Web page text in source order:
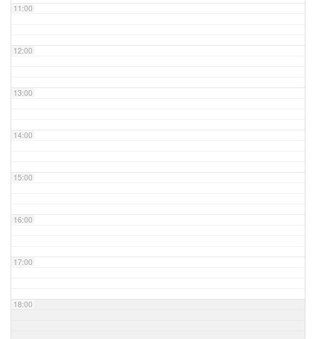
11:00
12:00
13:00
14:00
15:00
16:00
17:00
18:00